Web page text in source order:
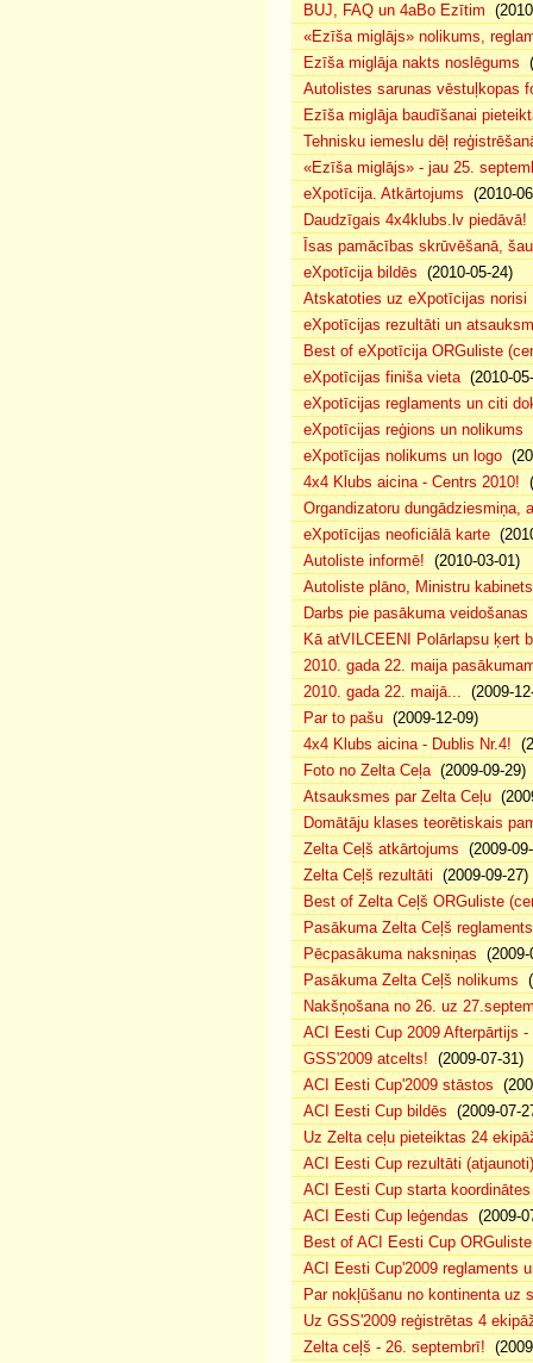
BUJ, FAQ un 4aBo Ezītim
«Ezīša miglājs» nolikums,
Ezīša miglāja nakts noslēgums
Autolistes sarunas vēstuļkopas
Ezīša miglāja baudīšanai
Tehnisku iemeslu dēļ
«Ezīša miglājs» - jau 25.
eXpotīcija. Atkārtojums (2010-
Daudzīgais 4x4klubs.lv piedāvā!
Īsas pamācības skrūvēšanā,
eXpotīcija bildēs (2010-05-24)
Atskatoties uz eXpotīcijas norisi
eXpotīcijas rezultāti un
Best of eXpotīcija ORGuliste
eXpotīcijas finiša vieta(2010-
eXpotīcijas reglaments un citi
eXpotīcijas reģions un nolikums
eXpotīcijas nolikums un logo
4x4 Klubs aicina - Centrs 2010!
Organdizatoru dungādziesmiņa,
eXpotīcijas neoficiālā karte
Autoliste informē! (2010-03-01)
Autoliste plāno, Ministru
Darbs pie pasākuma
Kā atVILCEENI Polārlapsu ķert
2010. gada 22. maija
2010. gada 22. maijā... (2009-
Par to pašu (2009-12-09)
4x4 Klubs aicina - Dublis Nr.4!
Foto no Zelta Ceļa(2009-09-29)
Atsauksmes par Zelta Ceļu
Domātāju klases teorētiskais
Zelta Ceļš atkārtojums (2009-
Zelta Ceļš rezultāti (2009-09-27)
Best of Zelta Ceļš ORGuliste
Pasākuma Zelta Ceļš reglaments
Pēcpasākuma naksniņas (2009-
Pasākuma Zelta Ceļš nolikums
Nakšņošana no 26. uz
ACI Eesti Cup 2009 Afterpārtijs -
GSS'2009 atcelts! (2009-07-31)
ACI Eesti Cup'2009 stāstos
ACI Eesti Cup bildēs (2009-07-
Uz Zelta ceļu pieteiktas 24
ACI Eesti Cup rezultāti (atjaunoti)
ACI Eesti Cup starta koordinātes
ACI Eesti Cup leģendas (2009-
Best of ACI Eesti Cup
ACI Eesti Cup'2009 reglaments
Par nokļūšanu no kontinenta uz
Uz GSS'2009 reģistrētas 4
Zelta ceļš - 26. septembrī!